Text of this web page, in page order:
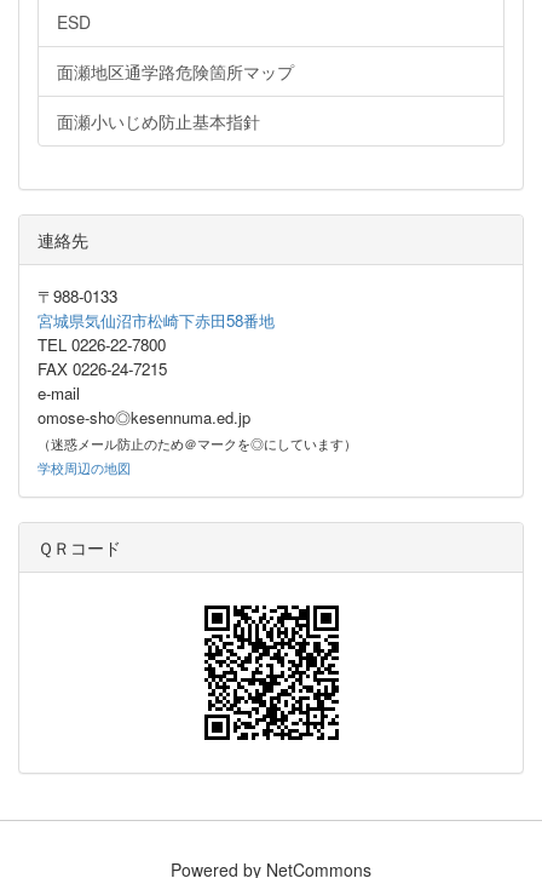
ESD
面瀬地区通学路危険箇所マップ
面瀬小いじめ防止基本指針
連絡先
〒988-0133
宮城県気仙沼市松崎下赤田58番地
TEL 0226-22-7800
FAX 0226-24-7215
e-mail
omose-sho◎kesennuma.ed.jp
（迷惑メール防止のため＠マークを◎にしています）
学校周辺の地図
ＱＲコード
Powered by NetCommons